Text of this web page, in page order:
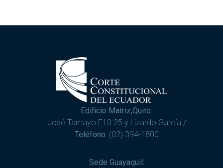
Edificio Matriz,Quito:
José Tamayo E10 25 y Lizardo García /
Teléfono: (02) 394-1800
Sede Guayaquil: